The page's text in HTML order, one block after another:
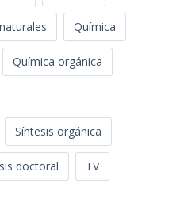
Química
Química orgánica
Síntesis orgánica
doctoral TV